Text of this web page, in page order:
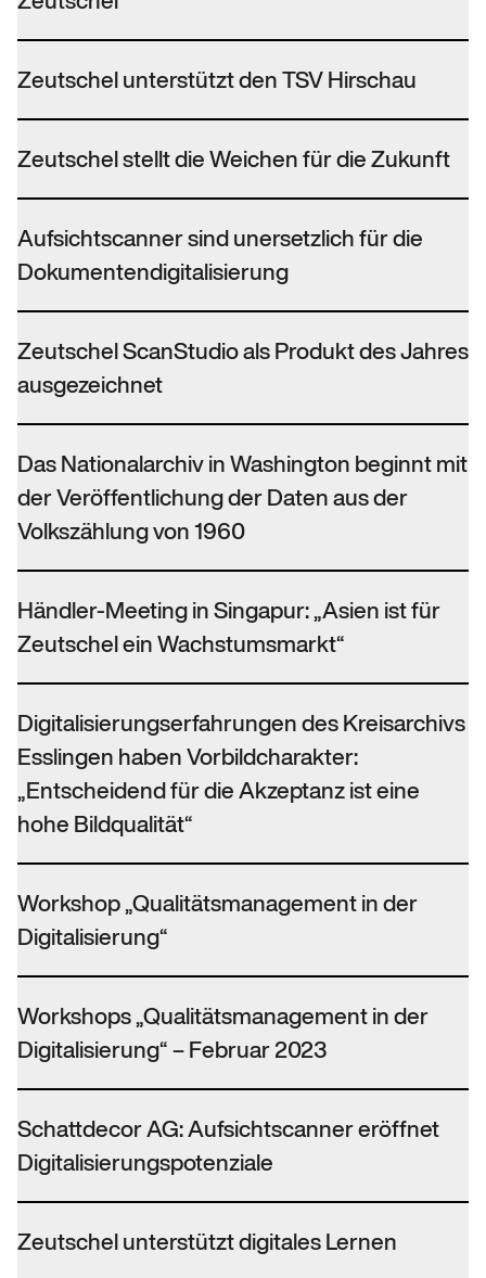
Zeutschel unterstützt den TSV Hirschau
Zeutschel stellt die Weichen für die Zukunft
Aufsichtscanner sind unersetzlich für die
Dokumentendigitalisierung
Zeutschel ScanStudio als Produkt des Jahres
ausgezeichnet
Das Nationalarchiv in Washington beginnt mit
der Veröffentlichung der Daten aus der
Volkszählung von 1960
Händler-Meeting in Singapur: „Asien ist für
Zeutschel ein Wachstumsmarkt“
Digitalisierungserfahrungen des Kreisarchivs
Esslingen haben Vorbildcharakter:
„Entscheidend für die Akzeptanz ist eine
hohe Bildqualität“
Workshop „Qualitätsmanagement in der
Digitalisierung“
Workshops „Qualitätsmanagement in der
Digitalisierung“ – Februar 2023
Schattdecor AG: Aufsichtscanner eröffnet
Digitalisierungspotenziale
Zeutschel unterstützt digitales Lernen